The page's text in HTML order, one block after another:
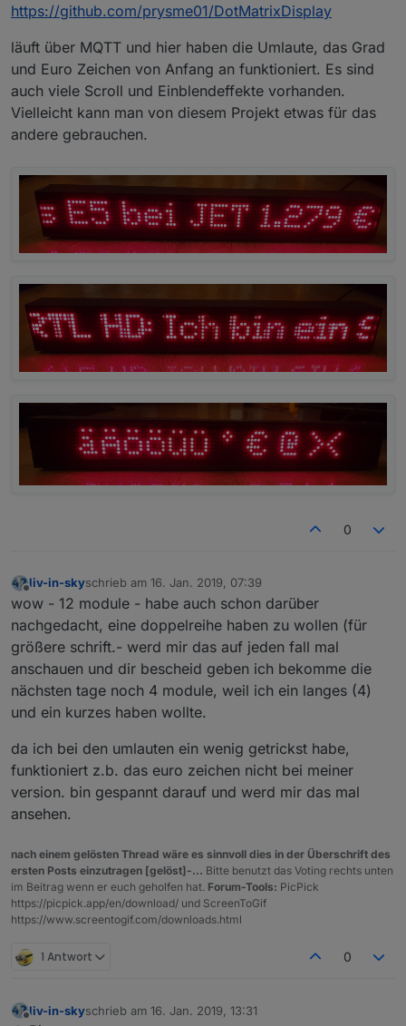
https://github.com/prysme01/DotMatrixDisplay
läuft über MQTT und hier haben die Umlaute, das Grad
und Euro Zeichen von Anfang an funktioniert. Es sind
auch viele Scroll und Einblendeffekte vorhanden.
Vielleicht kann man von diesem Projekt etwas für das
andere gebrauchen.
0
Offline
liv-in-skyschrieb am 16. Jan. 2019, 07:39
zuletzt editiert von
wow - 12 module - habe auch schon darüber
nachgedacht, eine doppelreihe haben zu wollen (für
größere schrift.- werd mir das auf jeden fall mal
anschauen und dir bescheid geben ich bekomme die
nächsten tage noch 4 module, weil ich ein langes (4)
und ein kurzes haben wollte.
da ich bei den umlauten ein wenig getrickst habe,
funktioniert z.b. das euro zeichen nicht bei meiner
version. bin gespannt darauf und werd mir das mal
ansehen.
nach einem gelösten Thread wäre es sinnvoll dies in der Überschrift des
ersten Posts einzutragen [gelöst]-... Bitte benutzt das Voting rechts unten
im Beitrag wenn er euch geholfen hat. Forum-Tools: PicPick
https://picpick.app/en/download/ und ScreenToGif
https://www.screentogif.com/downloads.html
1 Antwort 0
liv-in-skyschrieb am 16. Jan. 2019, 13:31
zuletzt editiert von